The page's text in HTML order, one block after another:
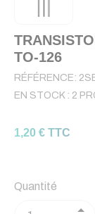
TO-126
RÉFÉRENCE:
EN STOCK : 2
1,20 € TTC
Quantité